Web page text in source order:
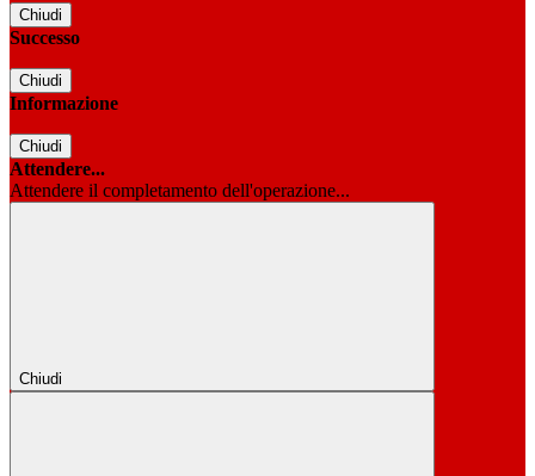
Chiudi
Successo
Chiudi
Informazione
Chiudi
Attendere...
Attendere il completamento dell'operazione...
Chiudi